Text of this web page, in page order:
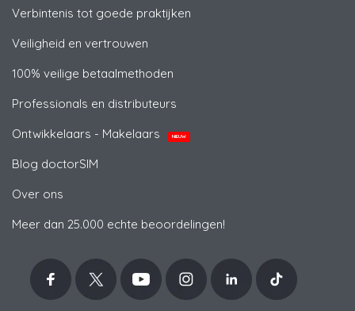
Verbintenis tot goede praktijken
Veiligheid en vertrouwen
100% veilige betaalmethoden
Professionals en distributeurs
Ontwikkelaars - Makelaars
NIEUW
Blog doctorSIM
Over ons
Meer dan 25.000 echte beoordelingen!